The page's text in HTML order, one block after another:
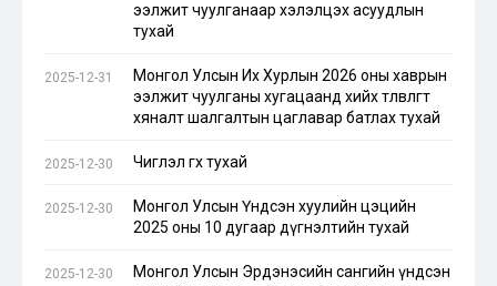
ээлжит чуулганаар хэлэлцэх асуудлын
тухай
2025-12-31
Монгол Улсын Их Хурлын 2026 оны хаврын
ээлжит чуулганы хугацаанд хийх төлөвлөгөөт
хяналт шалгалтын цаглавар батлах тухай
2025-12-30 Чиглэл өгөх тухай
2025-12-30
Монгол Улсын Үндсэн хуулийн цэцийн
2025 оны 10 дугаар дүгнэлтийн тухай
2025-12-30
Монгол Улсын Эрдэнэсийн сангийн үндсэн